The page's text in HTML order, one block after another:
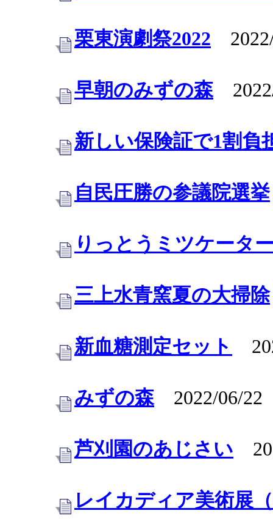
栗東演劇祭2022
早朝のみずの森2022/
新しい保険証で1割負
自民圧勝の参議院選挙
りっとうミツケータ
三上水青窯夏の大掃除
新血糖測定セット
みずの森2022/06/22
芦刈園のあじさい
レイカディア美術展